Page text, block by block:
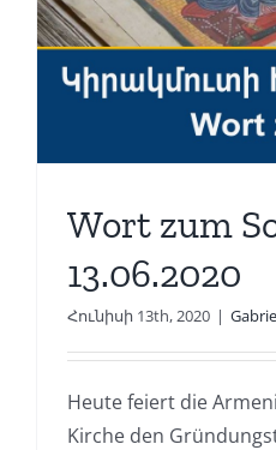
Wort zum
13.06.2020
Հունիսի 13th, 2020 |
Heute feiert die
Kirche den